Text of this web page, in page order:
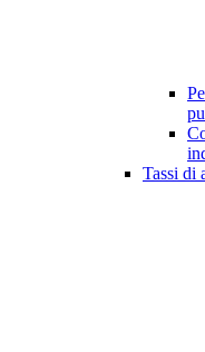
Tassi di